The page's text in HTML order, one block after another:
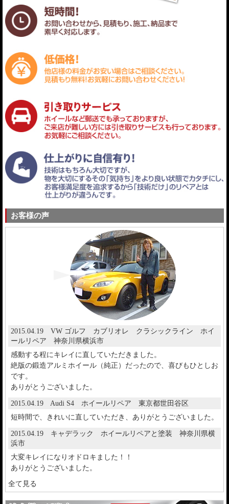
お客様の声
2015.04.19 VW ゴルフ カブリオレ クラシックライン ホイ
ールリペア 神奈川県横浜市
感動する程にキレイに直していただきました。
絶版の鍛造アルミホイール（純正）だったので、喜びもひとしお
です。
ありがとうございました。
2015.04.19 Audi S4 ホイールリペア 東京都世田谷区
短時間で、きれいに直していただき、ありがとうございました。
2015.04.19 キャデラック ホイールリペアと塗装 神奈川県横
浜市
大変キレイになりオドロキました！！
ありがとうございました。
全て見る